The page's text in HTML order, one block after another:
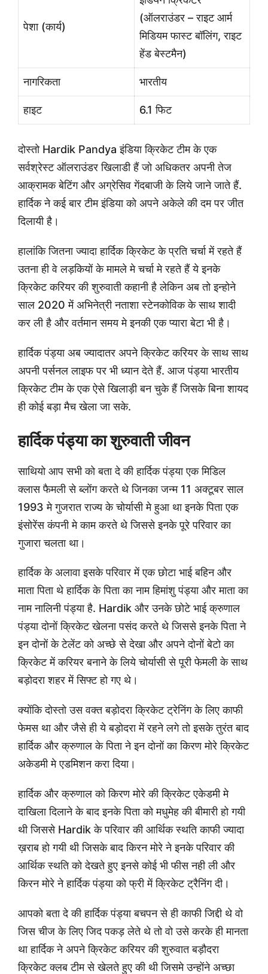
पेशा (कार्य)
(ऑलराउंडर – राइट आर्म
मिडियम फास्ट बॉलिंग, राइट
हेंड बेस्टमैन)
नागरिकता भारतीय
हाइट 6.1 फिट
दोस्तो Hardik Pandya इंडिया क्रिकेट टीम के एक
सर्वश्रेस्ट ऑलराउंडर खिलाडी हैं जो अधिकतर अपनी तेज
आक्रामक बेटिंग और अग्रेसिव गेंदबाजी के लिये जाने जाते हैं.
हार्दिक ने कई बार टीम इंडिया को अपने अकेले की दम पर जीत
दिलायी है।
हालांकि जितना ज्यादा हार्दिक क्रिकेट के प्रति चर्चा में रहते हैं
उतना ही वे लड़कियों के मामले मे चर्चा मे रहते हैं ये इनके
क्रिकेट करियर की शुरुवाती कहानी है लेकिन अब तो इन्होने
साल 2020 में अभिनेत्री नताशा स्टेनकोविक के साथ शादी
कर ली है और वर्तमान समय मे इनकी एक प्यारा बेटा भी है।
हार्दिक पंड्या अब ज्यादातर अपने क्रिकेट करियर के साथ साथ
अपनी पर्सनल लाइफ पर भी ध्यान देते हैं. आज पंड्या भारतीय
क्रिकेट टीम के एक ऐसे खिलाड़ी बन चुके हैं जिसके बिना शायद
ही कोई बड़ा मैच खेला जा सके.
हार्दिक पंड्या का शुरुवाती जीवन
साथियो आप सभी को बता दे की हार्दिक पंड्या एक मिडिल
क्लास फैमली से ब्लोंग करते थे जिनका जन्म 11 अक्टूबर साल
1993 मे गुजरात राज्य के चोर्यासी मे हुआ था इनके पिता एक
इंसोरेंस कंपनी मे काम करते थे जिससे इनके पूरे परिवार का
गुजारा चलता था।
हार्दिक के अलावा इसके परिवार में एक छोटा भाई बहिन और
माता पिता थे हार्दिक के पिता का नाम हिमांशु पंड्या और माता का
नाम नालिनी पंड्या है. Hardik और उनके छोटे भाई क्रुणाल
पंड्या दोनों क्रिकेट खेलना पसंद करते थे जिससे इनके पिता ने
इन दोनों के टेलेंट को अच्छे से देखा और अपने दोनों बेटो का
क्रिकेट में करियर बनाने के लिये चोर्यासी से पूरी फेमली के साथ
बड़ोदरा शहर में सिफ्ट हो गए थे।
क्योंकि दोस्तो उस वक्त बड़ोदरा क्रिकेट ट्रेनिंग के लिए काफी
फेमस था और जैसे ही ये बड़ोदरा में रहने लगे तो इसके तुरंत बाद
हार्दिक और क्रुणाल के पिता ने इन दोनों का किरण मोरे क्रिकेट
अकेडमी मे एडमिशन करा दिया।
हार्दिक और क्रुणाल को किरण मोरे की क्रिकेट एकेडमी मे
दाखिला दिलाने के बाद इनके पिता को मधुमेह की बीमारी हो गयी
थी जिससे Hardik के परिवार की आर्थिक स्थति काफी ज्यादा
ख़राब हो गयी थी जिसके बाद किरन मोरे ने इनके परिवार की
आर्थिक स्थति को देखते हुए इनसे कोई भी फीस नही ली और
किरन मोरे ने हार्दिक पंड्या को फ्री में क्रिकेट ट्रैनिंग दी।
आपको बता दे की हार्दिक पंड्या बचपन से ही काफी जिद्दी थे वो
जिस चीज के लिए जिद पकड़ लेते थे तो वो उसे करके ही मानता
था हार्दिक ने अपने क्रिकेट करियर की शुरुवात बड़ौदरा
क्रिकेट क्लब टीम से खेलते हुए की थी जिसमे उन्होंने अच्छा